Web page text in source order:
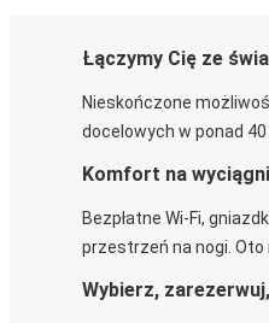
Łączymy Cię ze
Nieskończone
docelowych w ponad 40
Komfort na
Bezpłatne Wi-Fi,
przestrzeń na nogi.
Wybierz,